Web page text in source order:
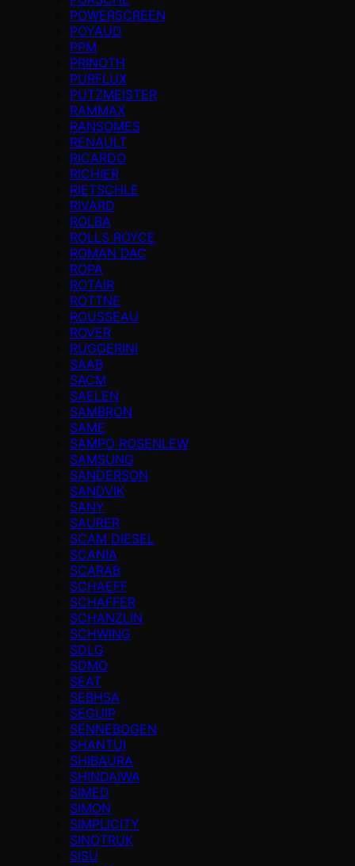
POWERSCREEN
POYAUD
PPM
PRINOTH
PURFLUX
PUTZMEISTER
RAMMAX
RANSOMES
RENAULT
RICARDO
RICHIER
RIETSCHLE
RIVARD
ROLBA
ROLLS ROYCE
ROMAN DAC
ROPA
ROTAIR
ROTTNE
ROUSSEAU
ROVER
RUGGERINI
SAAB
SACM
SAELEN
SAMBRON
SAME
SAMPO ROSENLEW
SAMSUNG
SANDERSON
SANDVIK
SANY
SAURER
SCAM DIESEL
SCANIA
SCARAB
SCHAEFF
SCHAFFER
SCHANZLIN
SCHWING
SDLG
SDMO
SEAT
SEBHSA
SEGUIP
SENNEBOGEN
SHANTUI
SHIBAURA
SHINDAIWA
SIMED
SIMON
SIMPLICITY
SINOTRUK
SISU